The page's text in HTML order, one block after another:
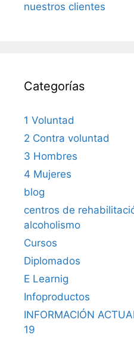
nuestros clientes
Categorías
1 Voluntad
2 Contra voluntad
3 Hombres
4 Mujeres
blog
centros de
alcoholismo
Cursos
Diplomados
E Learnig
Infoproductos
INFORMACIÓN
19